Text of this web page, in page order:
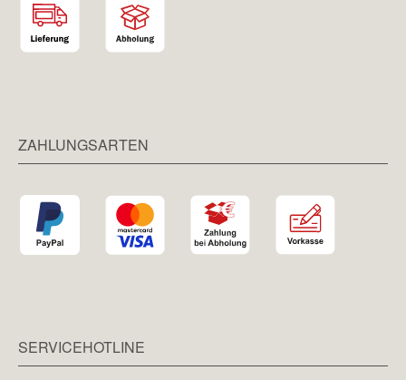
ZAHLUNGSARTEN
SERVICEHOTLINE